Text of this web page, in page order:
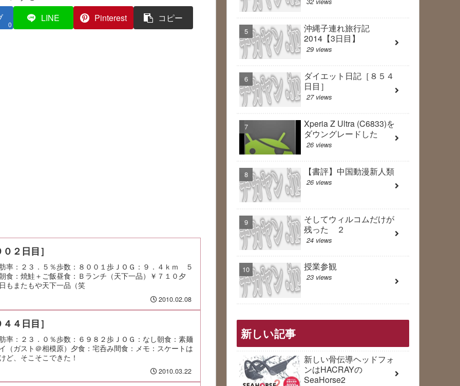
0
LINE Pinterest コピー
２日目］
率：２３．５％歩数：８００１歩ＪＯＧ：９．４ｋｍ ５
食：焼鮭＋ご飯昼食：Ｂランチ（天下一品）￥７１０夕
もまたもや天下一品（笑
2010.02.08
４日目］
率：２３．０％歩数：６９８２歩ＪＯＧ：なし朝食：素麺
（ガスト＠相模原）夕食：宅呑み間食：メモ：スケートは
ど、そこそこできた！
2010.03.22
沖縄子連れ旅行記
2014【3日目】
29 views
ダイエット日記［８５４
日目］
27 views
Xperia Z Ultra (C6833)を
ダウングレードした
26 views
【書評】中国動漫新人類
26 views
そしてウィルコムだけが
残った ２
24 views
授業参観
23 views
新しい記事
新しい骨伝導ヘッドフォ
ンはHACRAYの
SeaHorse2